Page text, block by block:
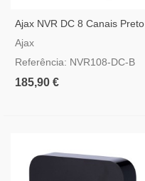
Ajax NVR DC 8 Canais Preto
— Gravador IP 12-24V DC
Ajax
Referência: NVR108-DC-B
185,90 €